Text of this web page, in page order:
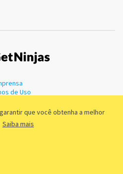
que você obtenha a melhor
Saiba mais
de Uso
CNPJ 55.744.877/0001-89 - Rua Dr.
andar - São Paulo/SP - Brasil